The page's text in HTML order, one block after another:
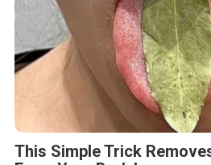
This Simple Trick